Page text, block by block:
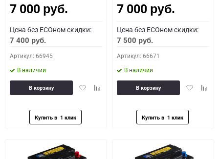
7 000 руб.
Цена без ECOном скидки:
7 400 руб.
Артикул: 66945
В наличии
ДобавитьДобавить
В корзину
7 000 руб.
Цена без ECOном скидки:
7 500 руб.
Артикул: 66671
В наличии
Добавить
В корзину